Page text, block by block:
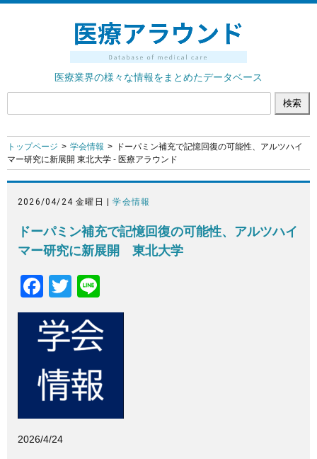
医療業界の様々な情報をまとめたデータベース
トップページ 学会情報
ドーパミン補充で記憶回復の可能性、アルツハイ
マー研究に新展開 東北大学 - 医療アラウンド
2026/04/24 金曜日 |学会情報
ドーパミン補充で記憶回復の可能性、アルツハイ
マー研究に新展開 東北大学
F
a
c
e
b
o
o
k
T
wi
tt
er
n
e
2026/4/24